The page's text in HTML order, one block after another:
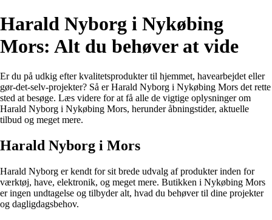
Harald Nyborg i Nykøbing
Mors: Alt du behøver at vide
Er du på udkig efter kvalitetsprodukter til hjemmet, havearbejdet eller
gør-det-selv-projekter? Så er Harald Nyborg i Nykøbing Mors det rette
sted at besøge. Læs videre for at få alle de vigtige oplysninger om
Harald Nyborg i Nykøbing Mors, herunder åbningstider, aktuelle
tilbud og meget mere.
Harald Nyborg i Mors
Harald Nyborg er kendt for sit brede udvalg af produkter inden for
værktøj, have, elektronik, og meget mere. Butikken i Nykøbing Mors
er ingen undtagelse og tilbyder alt, hvad du behøver til dine projekter
og dagligdagsbehov.